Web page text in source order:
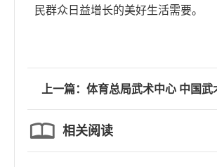
民群众日益增长的美好生活需要。
上一篇：体育总局武术中心 中国
实施细则（试行）》的函
相关阅读